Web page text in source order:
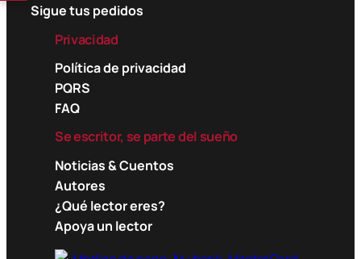
Sigue tus pedidos
Privacidad
Política de privacidad
PQRS
FAQ
Se escritor, se parte del sueño
Noticias & Cuentos
Autores
¿Qué lector eres?
Apoya un lector